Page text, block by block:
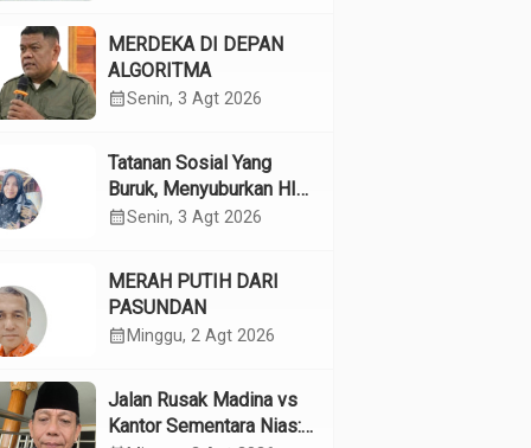
MERDEKA DI DEPAN
ALGORITMA
calendar_monthSenin, 3 Agt 2026
Tatanan Sosial Yang
Buruk, Menyuburkan HIV
Pada Remaja
calendar_monthSenin, 3 Agt 2026
MERAH PUTIH DARI
PASUNDAN
calendar_month Minggu, 2 Agt 2026
Jalan Rusak Madina vs
Kantor Sementara Nias: